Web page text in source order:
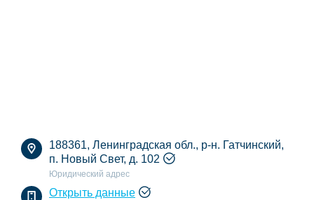
188361, Ленинградская обл., р-н. Гатчинский,
п. Новый Свет, д. 102
Юридический адрес
Открыть данные